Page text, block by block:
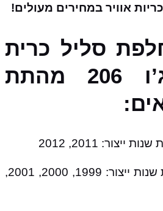
אוויר במחירים מעולים!
סליל כרית
אוויר לפיג’ו 206 מהתת
פיג’ו 206 חמש דלתות שנות ייצור: 1999, 2000, 2001,